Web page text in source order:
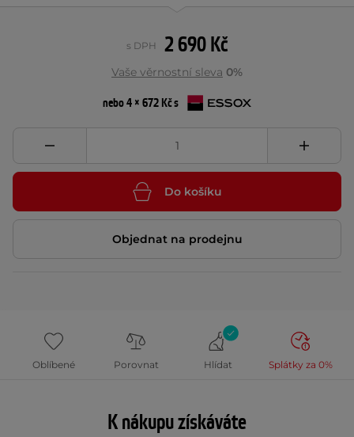
2 690 Kč
s DPH
Vaše věrnostní sleva 0%
nebo 4 × 672 Kč s
Do košíku
Objednat na prodejnu
Oblíbené Porovnat Hlídat Splátky za 0%
K nákupu získáváte